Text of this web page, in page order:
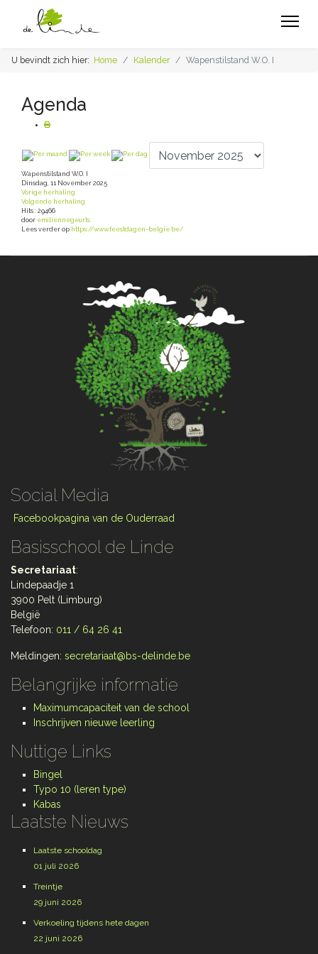
U bevindt zich hier: Home Kalender Wapenstilstand W.O. I
Agenda
Wapenstilstand W.O. I
Dinsdag, 11 November 2025
Vorige herhaling
Volgende herhaling
Hits : 29466
door emiliennegeurts
Lees verder op https://www.feestdagen-belgie.be/
Social Media
Facebookpagina van de Ouderraad
Basisschool de Linde
Secretariaat:
Lindepaadje 1
3900 Pelt (Limburg)
België
Telefoon: 011 / 64 26 41
Meldingen: secretariaat@bs-delinde.be
Belangrijke informatie
Maximumcapaciteit van de school
Inschrijven nieuwe leerling
Nuttige Links
Bingel
Typo 10 (leren type)
Kabas
Laatste Nieuws
Laatste schooldag
01 juli 2026
Treintje
29 juni 2026
Verkoeling tijdens hete dagen
22 juni 2026